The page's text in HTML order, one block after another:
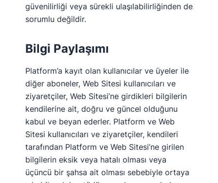
güvenilirliği veya sürekli ulaşılabilirliğinden de
sorumlu değildir.
Bilgi Paylaşımı
Platform’a kayıt olan kullanıcılar ve üyeler ile
diğer aboneler, Web Sitesi kullanıcıları ve
ziyaretçiler, Web Sitesi’ne girdikleri bilgilerin
kendilerine ait, doğru ve güncel olduğunu
kabul ve beyan ederler. Platform ve Web
Sitesi kullanıcıları ve ziyaretçiler, kendileri
tarafından Platform ve Web Sitesi’ne girilen
bilgilerin eksik veya hatalı olması veya
üçüncü bir şahsa ait olması sebebiyle ortaya